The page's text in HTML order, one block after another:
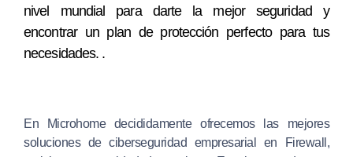
En Microhome decididamente ofrecemos las mejores
soluciones de ciberseguridad empresarial en Firewall,
nivel mundial para darte la mejor seguridad y
encontrar un plan de protección perfecto para tus
necesidades. .